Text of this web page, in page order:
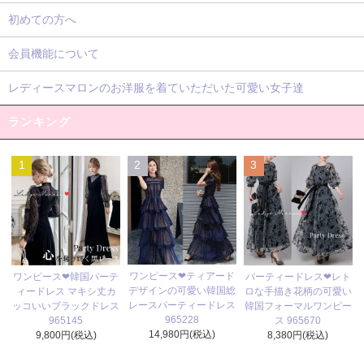
初めての方へ
会員機能について
レディースマロンのお洋服を着ていただいた可愛い女子達
ランキング
1
ワンピース❤韓国パーテ
ィードレス マキシ丈カ
ッコいいブラックドレス
965145
9,800円(税込)
2
ワンピース❤ティアード
デザインの可愛い韓国総
レースパーティードレス
965228
14,980円(税込)
3
パーティードレス❤レト
ロな手描き花柄の可愛い
韓国フォーマルワンピー
ス 965670
8,380円(税込)